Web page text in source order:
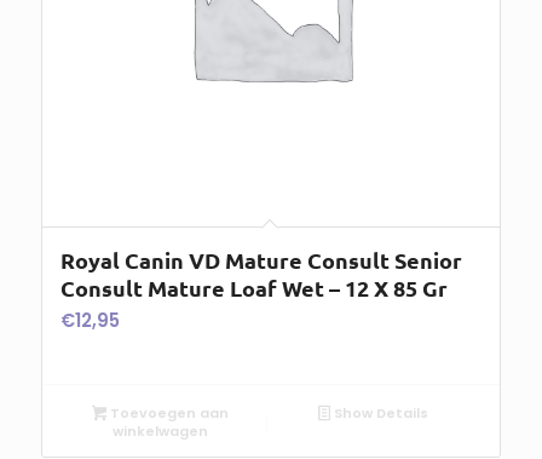
Royal Canin VD Mature Consult Senior
Consult Mature Loaf Wet – 12 X 85 Gr
€12,95
Toevoegen aan
winkelwagen
Show Details